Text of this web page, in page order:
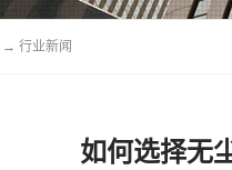
→ 行业新闻
如何选择无